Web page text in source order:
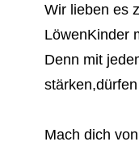
Wir lieben es
LöwenKinder
Denn mit
Mach dich